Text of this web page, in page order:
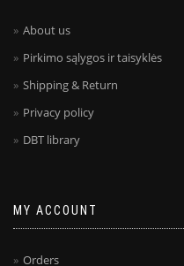
About us
Pirkimo sąlygos ir taisyklės
Shipping & Return
Privacy policy
DBT library
MY ACCOUNT
Orders